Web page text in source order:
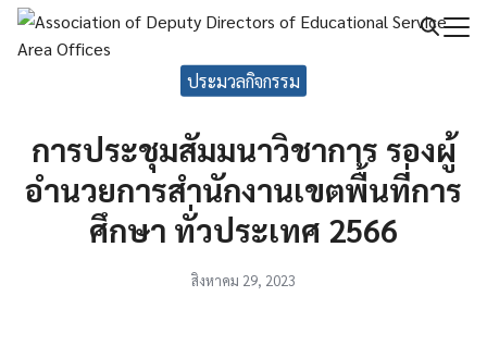
Skip
ประมวลกิจกรรม
การประชุมสัมมนาวิชาการ รองผู้
อำนวยการสำนักงานเขตพื้นที่การ
ศึกษา ทั่วประเทศ 2566
สิงหาคม 29, 2023